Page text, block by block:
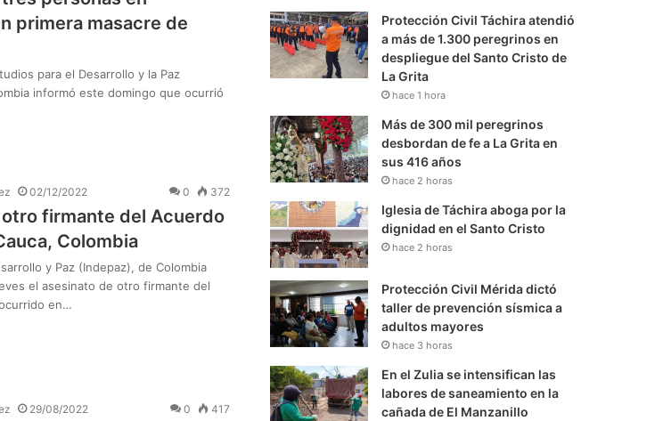
primera masacre de
para el Desarrollo y la Paz
informó este domingo que ocurrió
02/12/2022 0 372
otro firmante del Acuerdo
Colombia
y Paz (Indepaz), de Colombia
el asesinato de otro firmante del
en…
29/08/2022 0 417
Protección Civil Táchira atendió
a más de 1.300 peregrinos en
despliegue del Santo Cristo de
La Grita
hace 1 hora
Más de 300 mil peregrinos
desbordan de fe a La Grita en
sus 416 años
hace 2 horas
Iglesia de Táchira aboga por la
dignidad en el Santo Cristo
hace 2 horas
Protección Civil Mérida dictó
taller de prevención sísmica a
adultos mayores
hace 3 horas
En el Zulia se intensifican las
labores de saneamiento en la
cañada de El Manzanillo